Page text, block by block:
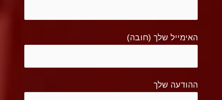
האימייל שלך (חובה)
ההודעה שלך